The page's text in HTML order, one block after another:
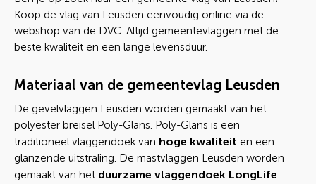
Koop de vlag van Leusden eenvoudig online via de
webshop van de DVC. Altijd gemeentevlaggen met de
beste kwaliteit en een lange levensduur.
Materiaal van de gemeentevlag Leusden
De gevelvlaggen Leusden worden gemaakt van het
polyester breisel Poly-Glans. Poly-Glans is een
traditioneel vlaggendoek van hoge kwaliteit en een
glanzende uitstraling. De mastvlaggen Leusden worden
gemaakt van het duurzame vlaggendoek LongLife.